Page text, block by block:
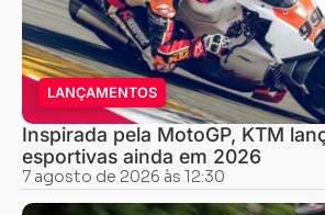
LANÇAMENTOS
Inspirada pela MotoGP, KTM
esportivas ainda em 2026
7 agosto de 2026 às 12:30